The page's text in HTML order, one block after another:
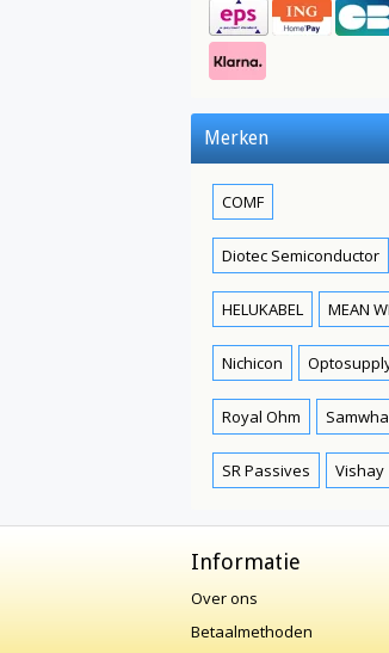
Merken
COMF
Diotec Semiconductor
HELUKABEL MEAN
Nichicon
Royal Ohm Samwha
SR Passives Vishay
Informatie
Over ons
Betaalmethoden